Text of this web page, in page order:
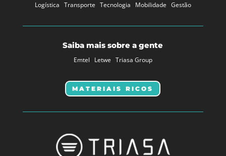
Logística Transporte Tecnologia Mobilidade Gestão
Saiba mais sobre a gente
Emtel Letwe Triasa Group
MATERIAIS RICOS